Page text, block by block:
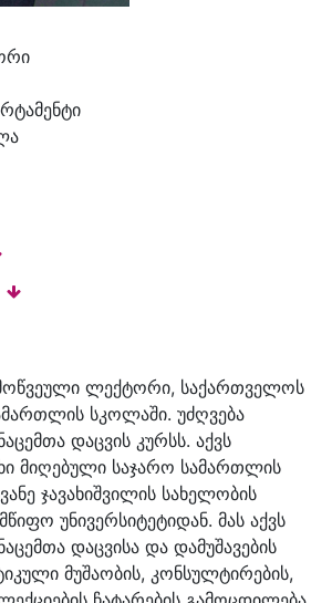
ლექტორი, საქართველოს
სკოლაში. უძღვება
დაცვის კურსს. აქვს
მიღებული საჯარო სამართლის
ჯავახიშვილის სახელობის
უნივერსიტეტიდან. მას აქვს
დაცვისა და დამუშავების
მუშაობის, კონსულტირების,